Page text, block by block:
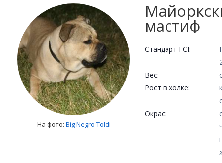
На фото: Big Negro Toldi
мастиф
Стандарт FCI:
Вес:
Рост в холке:
Окрас: